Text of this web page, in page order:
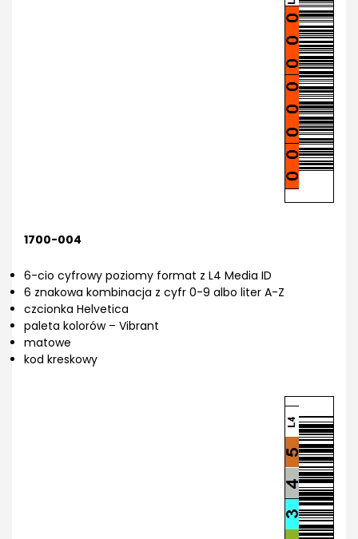
1700-004
6-cio cyfrowy poziomy format z L4 Media ID
6 znakowa kombinacja z cyfr 0-9 albo liter A-Z
czcionka Helvetica
paleta kolorów – Vibrant
matowe
kod kreskowy